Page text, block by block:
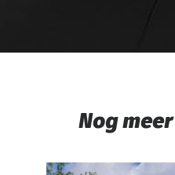
Nog meer